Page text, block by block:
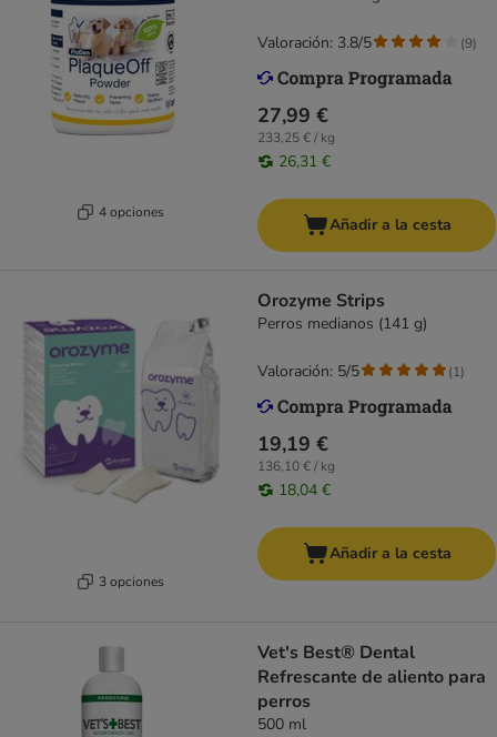
4 opciones
27,99 €
233,25 € / kg
26,31 €
Valoración: 3.8/5 (9)
Añadir a la cesta
3 opciones
Orozyme Strips
Perros medianos (141 g)
19,19 €
136,10 € / kg
18,04 €
Valoración: 5/5 (1)
Añadir a la cesta
Vet's Best® Dental
Refrescante de aliento para
perros
500 ml